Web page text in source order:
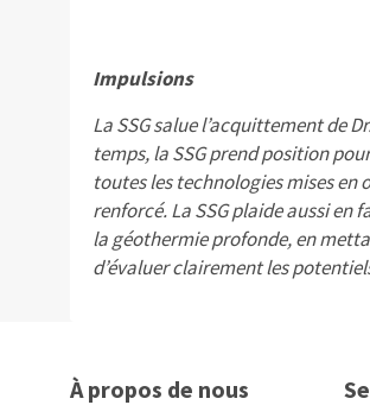
Impulsions
La SSG salue l’acquittement de
temps, la SSG prend position
toutes les technologies mises en
renforcé. La SSG plaide aussi en
la géothermie profonde, en
d’évaluer clairement les
À propos de nous